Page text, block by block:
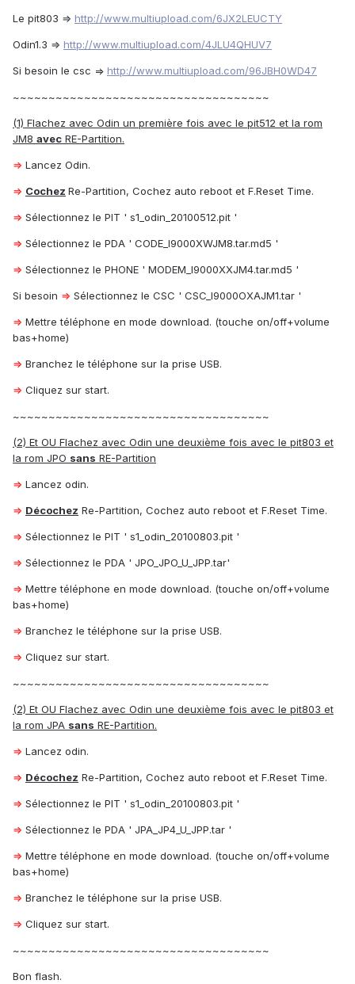
Le pit803 ⇒ http://www.multiupload.com/6JX2LEUCTY
Odin1.3 ⇒ http://www.multiupload.com/4JLU4QHUV7
Si besoin le csc => http://www.multiupload.com/96JBH0WD47
~~~~~~~~~~~~~~~~~~~~~~~~~~~~~~~~~~~~
(1) Flachez avec Odin un première fois avec le pit512 et la rom
JM8 avec RE-Partition.
⇒ Lancez Odin.
⇒ Cochez Re-Partition, Cochez auto reboot et F.Reset Time.
⇒ Sélectionnez le PIT ' s1_odin_20100512.pit '
⇒ Sélectionnez le PDA ' CODE_I9000XWJM8.tar.md5 '
⇒ Sélectionnez le PHONE ' MODEM_I9000XXJM4.tar.md5 '
Si besoin ⇒ Sélectionnez le CSC ' CSC_I9000OXAJM1.tar '
⇒ Mettre téléphone en mode download. (touche on/off+volume
bas+home)
⇒ Branchez le téléphone sur la prise USB.
⇒ Cliquez sur start.
~~~~~~~~~~~~~~~~~~~~~~~~~~~~~~~~~~~~
(2) Et OU Flachez avec Odin une deuxième fois avec le pit803 et
la rom JPO sans RE-Partition
⇒ Lancez odin.
⇒ Décochez Re-Partition, Cochez auto reboot et F.Reset Time.
⇒ Sélectionnez le PIT ' s1_odin_20100803.pit '
⇒ Sélectionnez le PDA ' JPO_JPO_U_JPP.tar'
⇒ Mettre téléphone en mode download. (touche on/off+volume
bas+home)
⇒ Branchez le téléphone sur la prise USB.
⇒ Cliquez sur start.
~~~~~~~~~~~~~~~~~~~~~~~~~~~~~~~~~~~~
(2) Et OU Flachez avec Odin une deuxième fois avec le pit803 et
la rom JPA sans RE-Partition.
⇒ Lancez odin.
⇒ Décochez Re-Partition, Cochez auto reboot et F.Reset Time.
⇒ Sélectionnez le PIT ' s1_odin_20100803.pit '
⇒ Sélectionnez le PDA ' JPA_JP4_U_JPP.tar '
⇒ Mettre téléphone en mode download. (touche on/off+volume
bas+home)
⇒ Branchez le téléphone sur la prise USB.
⇒ Cliquez sur start.
~~~~~~~~~~~~~~~~~~~~~~~~~~~~~~~~~~~~
Bon flash.